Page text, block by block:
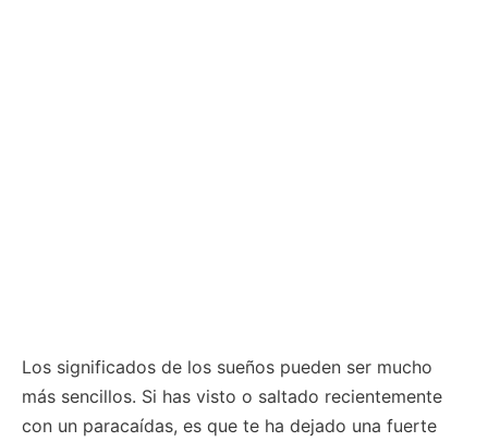
Los significados de los sueños pueden ser mucho
más sencillos. Si has visto o saltado recientemente
con un paracaídas, es que te ha dejado una fuerte